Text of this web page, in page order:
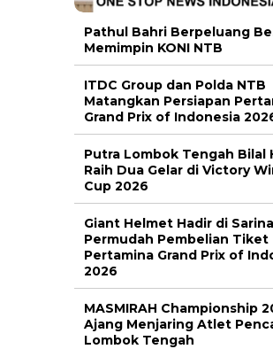
Pathul Bahri Berpeluang
Memimpin KONI NTB
ITDC Group dan Polda NTB
Matangkan Persiapan
Grand Prix of Indonesia
Putra Lombok Tengah Bilal
Raih Dua Gelar di Victory
Cup 2026
Giant Helmet Hadir di
Permudah Pembelian Tiket
Pertamina Grand Prix of
2026
MASMIRAH Championship
Ajang Menjaring Atlet
Lombok Tengah